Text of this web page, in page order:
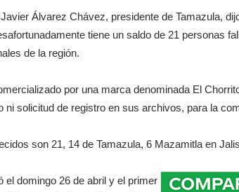
Álvarez Chávez, presidente de Tamazula,
tiene un saldo de 21 personas
de la región.
por una marca denominada El
ni solicitud de registro en sus archivos, para la
son 21, 14 de Tamazula, 6 Mazamitla en
el domingo 26 de abril y el primer